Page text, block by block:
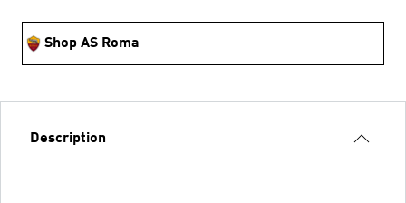
Shop AS Roma
Description